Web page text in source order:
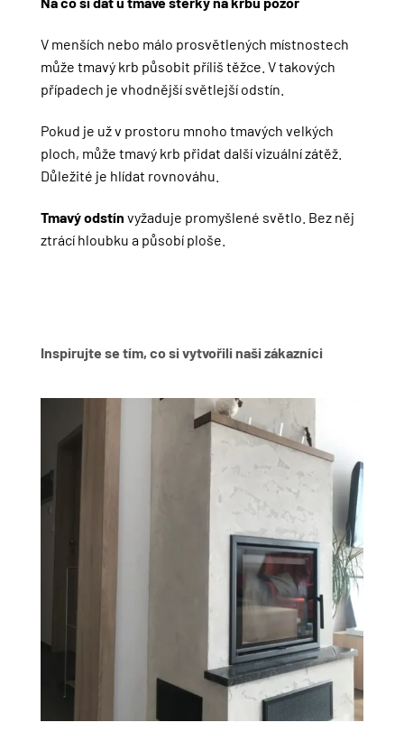
V menších nebo málo prosvětlených místnostech
může tmavý krb působit příliš těžce. V takových
případech je vhodnější světlejší odstín.
Pokud je už v prostoru mnoho tmavých velkých
ploch, může tmavý krb přidat další vizuální zátěž.
Důležité je hlídat rovnováhu.
Tmavý odstín vyžaduje promyšlené světlo. Bez něj
ztrácí hloubku a působí ploše.
Inspirujte se tím, co si vytvořili naši zákazníci